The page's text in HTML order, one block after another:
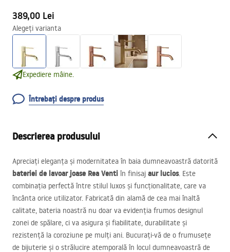
389,00 Lei
Alegeți varianta
Expediere mâine.
Întrebați despre produs
Descrierea produsului
Apreciați eleganța și modernitatea în baia dumneavoastră datorită
bateriei de lavoar joase Rea Venti în finisaj aur lucios. Este
combinația perfectă între stilul luxos și funcționalitate, care va
încânta orice utilizator. Fabricată din alamă de cea mai înaltă
calitate, bateria noastră nu doar va evidenția frumos designul
zonei de spălare, ci va asigura și fiabilitate, durabilitate și
rezistență la coroziune pe mulți ani. Bucurați-vă de o frumusețe
de bijuterie și o strălucire atemporală în locul dumneavoastră de